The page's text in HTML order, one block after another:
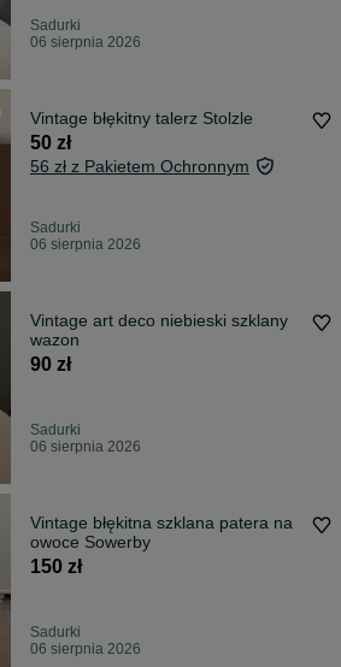
Sadurki
06 sierpnia 2026
Vintage błękitny talerz Stolzle
50 zł
56 zł z Pakietem Ochronnym
Sadurki
06 sierpnia 2026
Vintage art deco niebieski szklany
wazon
90 zł
Sadurki
06 sierpnia 2026
Vintage błękitna szklana patera na
owoce Sowerby
150 zł
Sadurki
06 sierpnia 2026